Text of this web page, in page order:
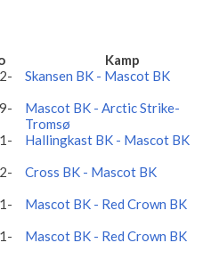
Kamp
Skansen BK - Mascot BK
Mascot BK - Arctic Strike-
Tromsø
Hallingkast BK - Mascot BK
Cross BK - Mascot BK
Mascot BK - Red Crown BK
Mascot BK - Red Crown BK